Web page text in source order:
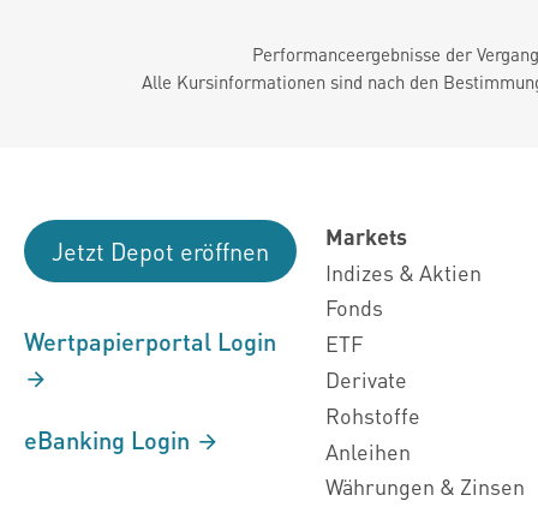
Performanceergebnisse der
Alle Kursinformationen sind nach den
Jetzt Depot eröffnen
Wertpapierportal Login
eBanking Login
Markets
Indizes & Aktien
Fonds
ETF
Derivate
Rohstoffe
Anleihen
Währungen & Zinsen